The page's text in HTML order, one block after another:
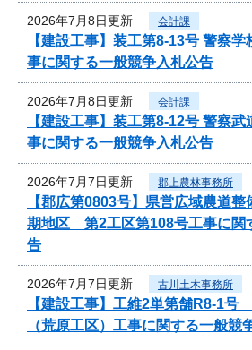
2026年7月8日更新 会計課
【建設工事】装工第8-13号 警察
事に関する一般競争入札公告
2026年7月8日更新 会計課
【建設工事】装工第8-12号 警察
事に関する一般競争入札公告
2026年7月7日更新 郡上農林事務所
【郡広第0803号】県営広域農道
期地区 第2工区第108号工事に関
告
2026年7月7日更新 古川土木事務所
【建設工事】工維2単第舗R8-1
（荒原工区）工事に関する一般競